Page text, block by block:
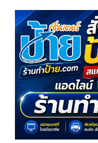
content